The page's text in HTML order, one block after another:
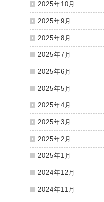
2025年10月
2025年9月
2025年8月
2025年7月
2025年6月
2025年5月
2025年4月
2025年3月
2025年2月
2025年1月
2024年12月
2024年11月